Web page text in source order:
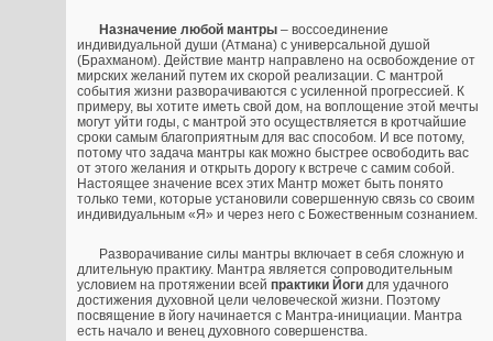
Назначение любой мантры – воссоединение
индивидуальной души (Атмана) с универсальной душой
(Брахманом). Действие мантр направлено на освобождение от
мирских желаний путем их скорой реализации. С мантрой
события жизни разворачиваются с усиленной прогрессией. К
примеру, вы хотите иметь свой дом, на воплощение этой мечты
могут уйти годы, с мантрой это осуществляется в кротчайшие
сроки самым благоприятным для вас способом. И все потому,
потому что задача мантры как можно быстрее освободить вас
от этого желания и открыть дорогу к встрече с самим собой.
Настоящее значение всех этих Мантр может быть понято
только теми, которые установили совершенную связь со своим
индивидуальным «Я» и через него с Божественным сознанием.
Разворачивание силы мантры включает в себя сложную и
длительную практику. Мантра является сопроводительным
условием на протяжении всей практики Йоги для удачного
достижения духовной цели человеческой жизни. Поэтому
посвящение в йогу начинается с Мантра-инициации. Мантра
есть начало и венец духовного совершенства.